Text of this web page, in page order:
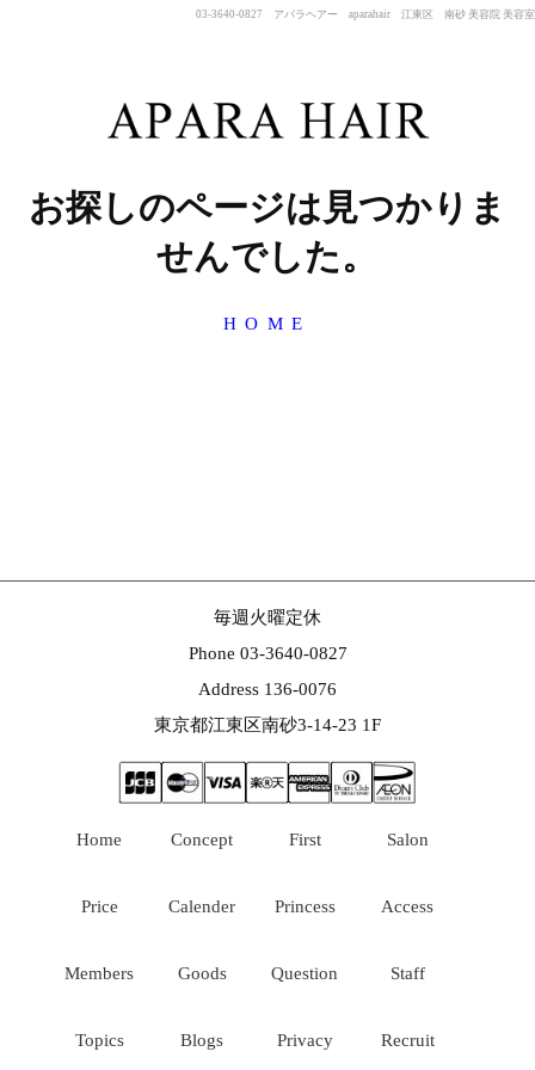
03-3640-0827 アパラヘアー aparahair 江東区 南砂 美容院 美容室
お探しのページは見つかりま
せんでした。
HOME
毎週火曜定休
Phone 03-3640-0827
Address 136-0076
東京都江東区南砂3-14-23 1F
Home Concept First Salon
Price Calender Princess Access
Members Goods Question Staff
Topics Blogs Privacy Recruit